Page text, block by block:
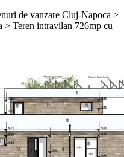
de vanzare Cluj-Napoca >
> Teren intravilan 726mp cu